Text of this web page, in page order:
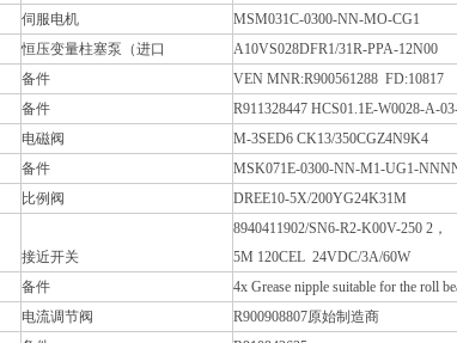
伺服电机
MSM031C-0300-NN-MO-CG1
恒压变量柱塞泵（进口
A10VS028DFR1/31R-PPA-12N00
备件
VEN MNR:R900561288 FD:10817
备件
R911328447 HCS01.1E-W0028-A-
电磁阀
M-3SED6 CK13/350CGZ4N9K4
备件
MSK071E-0300-NN-M1-UG1-
比例阀 DREE10-5X/200YG24K31M
接近开关
8940411902/SN6-R2-K00V-250 2，
5M 120CEL 24VDC/3A/60W
备件
4x Grease nipple suitable for the roll
电流调节阀
R900908807原始制造商